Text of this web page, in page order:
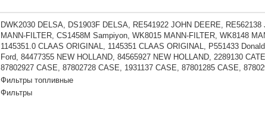
DWK2030 DELSA, DS1903F DELSA, RE541922 JOHN DEERE,
MANN-FILTER, CS1458M Sampiyon, WK8015 MANN-FILTER, WK8148
1145351.0 CLAAS ORIGINAL, 1145351 CLAAS ORIGINAL, P551433
Ford, 84477355 NEW HOLLAND, 84565927 NEW HOLLAND, 2289130
87802927 CASE, 87802728 CASE, 1931137 CASE, 87801285 CASE,
Фильтры топливные
Фильтры